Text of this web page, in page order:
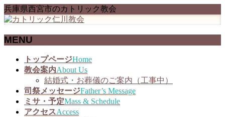
兵庫県西宮市のカトリック教会
MENU
トップページHome
教会案内About Us
結婚式・お葬儀のご案内（工事中）
司祭メッセージFather’s Message
ミサ・予定Mass & Schedule
アクセスAccess